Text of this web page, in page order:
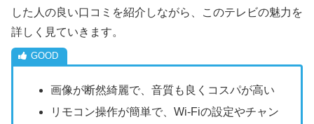
した人の良い口コミを紹介しながら、このテレビの魅力を
詳しく見ていきます。
画像が断然綺麗で、音質も良くコスパが高い
リモコン操作が簡単で、Wi-Fiの設定やチャン